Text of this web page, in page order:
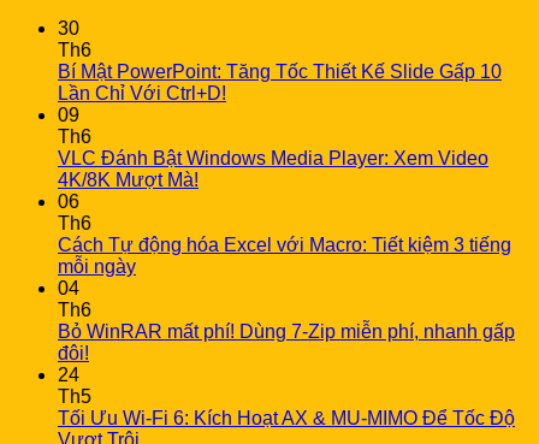
30
Th6
Bí Mật PowerPoint: Tăng Tốc Thiết Kế Slide Gấp 10
Lần Chỉ Với Ctrl+D!
09
Th6
VLC Đánh Bật Windows Media Player: Xem Video
4K/8K Mượt Mà!
06
Th6
Cách Tự động hóa Excel với Macro: Tiết kiệm 3 tiếng
mỗi ngày
04
Th6
Bỏ WinRAR mất phí! Dùng 7-Zip miễn phí, nhanh gấp
đôi!
24
Th5
Tối Ưu Wi-Fi 6: Kích Hoạt AX & MU-MIMO Để Tốc Độ